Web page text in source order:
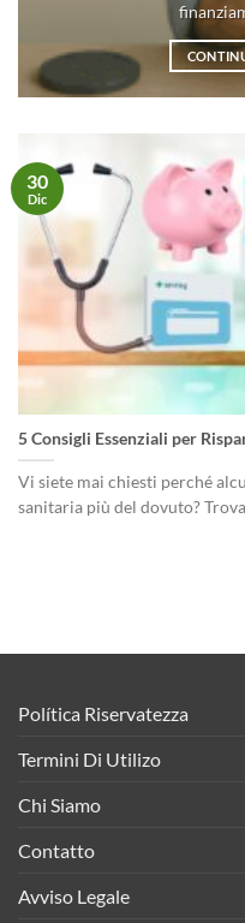
5 Consigli Essenziali per
Vi siete mai chiesti perché
sanitaria più del dovuto?
30
Dic
Política Riservatezza
Termini Di Utilizo
Chi Siamo
Contatto
Avviso Legale